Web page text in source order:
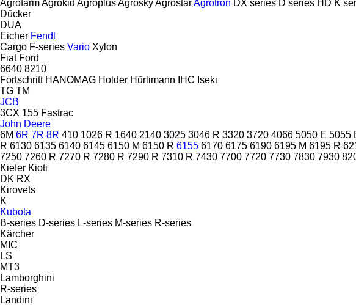
AgrofarmAgrokid AgroplusAgroskyAgrostarAgrotron DX series D series HD K
Dücker
DUA
Eicher Fendt
Cargo F-series Vario Xylon
Fiat Ford
6640 8210
Fortschritt HANOMAG Holder Hürlimann IHC Iseki
TG TM
JCB
3CX 155 Fastrac
John Deere
6M 6R 7R 8R 410 1026 R 1640 2140 3025 3046 R 3320 3720 4066 5050 E 5055
R 6130 6135 6140 6145 6150 M 6150 R 6155 6170 6175 6190 6195 M 6195 R
7250 7260 R 7270 R 7280 R 7290 R 7310 R 7430 7700 7720 7730 7830 7930
Kiefer Kioti
DK RX
Kirovets
K
Kubota
B-series D-series L-series M-series R-series
Kärcher
MIC
LS
MT3
Lamborghini
R-series
Landini